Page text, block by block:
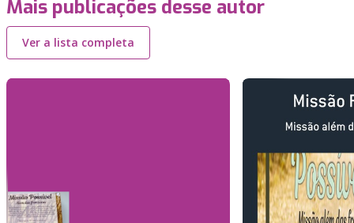
Mais publicações desse autor
Ver a lista completa